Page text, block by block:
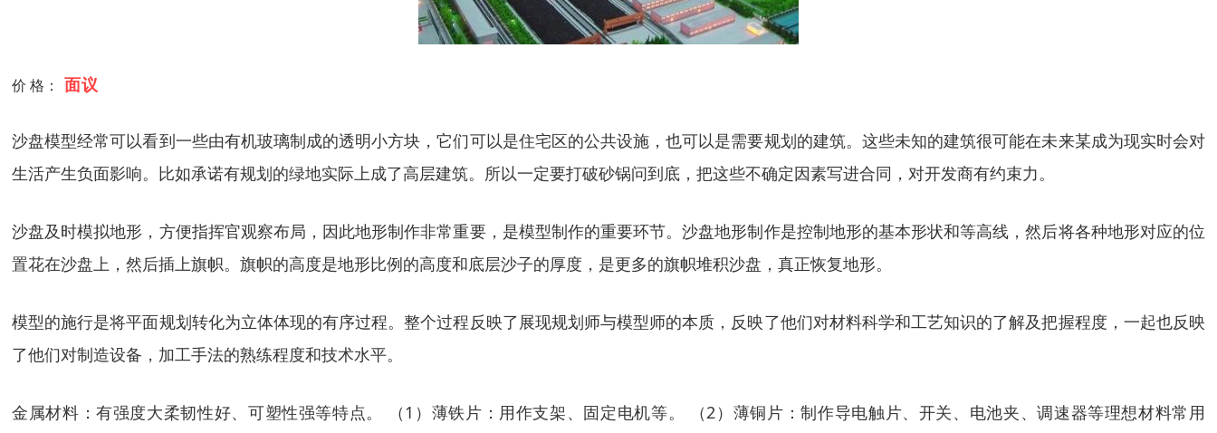
价 格： 面议
沙盘模型经常可以看到一些由有机玻璃制成的透明小方块，它们可以是住宅区的公共设施，也可以是需要规划的建筑。这些未知的建筑很可能在未来某成为现实时会对
生活产生负面影响。比如承诺有规划的绿地实际上成了高层建筑。所以一定要打破砂锅问到底，把这些不确定因素写进合同，对开发商有约束力。
沙盘及时模拟地形，方便指挥官观察布局，因此地形制作非常重要，是模型制作的重要环节。沙盘地形制作是控制地形的基本形状和等高线，然后将各种地形对应的位
置花在沙盘上，然后插上旗帜。旗帜的高度是地形比例的高度和底层沙子的厚度，是更多的旗帜堆积沙盘，真正恢复地形。
模型的施行是将平面规划转化为立体体现的有序过程。整个过程反映了展现规划师与模型师的本质，反映了他们对材料科学和工艺知识的了解及把握程度，一起也反映
了他们对制造设备，加工手法的熟练程度和技术水平。
金属材料：有强度大柔韧性好、可塑性强等特点。 （1）薄铁片：用作支架、固定电机等。 （2）薄铜片：制作导电触片、开关、电池夹、调速器等理想材料常用